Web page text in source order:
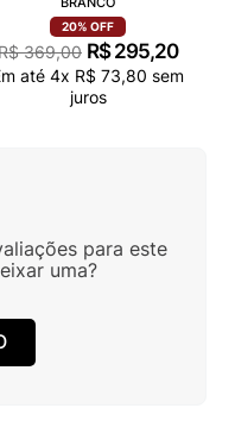
20% OFF
369,00 R$ 295,20
até 4x R$ 73,80 sem
juros
para este
uma?